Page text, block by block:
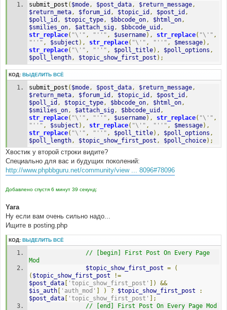
submit_post ( $mode , $post_data , $return_message ,
$return_meta , $forum_id , $topic_id , $post_id ,
$poll_id , $topic_type , $bbcode_on , $html_on ,
$smilies_on , $attach_sig , $bbcode_uid ,
str_replace( "\'" , "''" , $username), str_replace( "\'" ,
"''" , $subject ), str_replace( "\'" , "''" , $message),
str_replace( "\'" , "''" , $poll_title), $poll_options ,
$poll_length , $topic_show_first_post );
КОД: ВЫДЕЛИТЬ ВСЁ
submit_post ( $mode, $post_data, $return_message,
$return_meta, $forum_id , $topic_id , $post_id ,
$poll_id , $topic_type, $bbcode_on, $html_on,
$smilies_on, $attach_sig, $bbcode_uid ,
str_replace( "\'" , "''" , $username), str_replace( "\'" ,
"''" , $subject ), str_replace( "\'" , "''" , $message),
str_replace( "\'" , "''" , $poll_title), $poll_options ,
$poll_length, $topic_show_first_post , $poll_choice);
Хвостик у второй строки видите?
Специально для вас и будущих поколений:
http://www.phpbbguru.net/community/view ... 8096#78096
Добавлено спустя 6 минут 39 секунд:
Yara
Ну если вам очень сильно надо...
Ищите в posting.php
КОД: ВЫДЕЛИТЬ ВСЁ
// [begin] First Post On Every Page
Mod
$topic_show_first_post =
(
( $topic_show_first_post
!=
$post_data
'topic_show_first_post' ])
&&
$is_auth
'auth_mod' ) ? $topic_show_first_post
:
$post_data
'topic_show_first_post'
];
// [end] First Post On Every Page Mod